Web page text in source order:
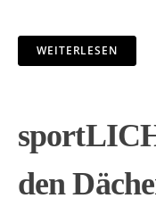
WEITERLESEN
den